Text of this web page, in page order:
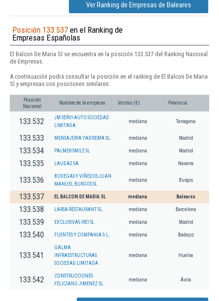
Ver Ranking de Empresas de Baleares
Posición 133.537 en el Ranking de
Empresas Españolas
El Balcon De Maria Sl se encuentra en la posición 133.537 del Ranking Nacional
de Empresas.
A continuación podrá consultar la posición en el ranking de El Balcon De Maria
Sl y empresas con posiciones similares:
Posición
Nacional
Nombre de la empresa Ventas (€) Provincia
133.532
JM SERVI-AUTO SOCIEDAD
LIMITADA.
mediana Tarragona
133.533 MENSAJERIA YADISEMA SL. mediana Madrid
133.534 PALMER SMILE SL mediana Madrid
133.535 LAUDA2 SA mediana Navarra
133.536
BODEGAS Y VIÑEDOS JUAN
MANUEL BURGOS SL
mediana Burgos
133.537 EL BALCON DE MARIA SL mediana Baleares
133.538 LARSA RESTAURANT SL. mediana Barcelona
133.539 EXCLUSIVAS IREI SL mediana Madrid
133.540 FUENTES Y COMPANIA S.L. mediana Badajoz
133.541
GALMA
INFRAESTRUCTURAS
SOCIEDAD LIMITADA.
mediana Huelva
133.542
CONSTRUCCIONES
FELICIANO JIMENEZ SL.
mediana Ávila